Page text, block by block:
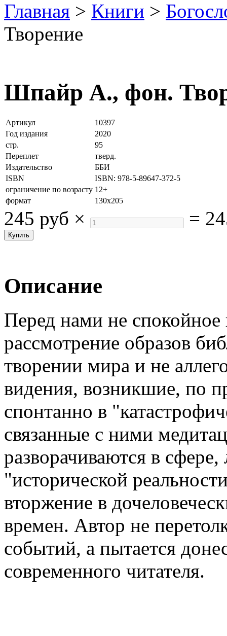
Главная > Книги >
Творение
Шпайр А., фон.
Артикул
10397
Год издания
2020
стр.
95
Переплет
тверд.
Издательство
ББИ
ISBN
ISBN: 978-5-89647-372-5
ограничение по возрасту 12+
формат
130х205
245 руб × =
Описание
Перед нами не спокойное
рассмотрение образов
творении мира и не
видения, возникшие, по
спонтанно в
связанные с ними
разворачиваются в
"исторической
вторжение в
времен. Автор не
событий, а пытается
современного читателя.